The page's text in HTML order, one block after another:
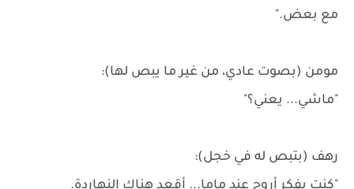
مع بعض."
مومن (بصوت عادي، من غير ما يبص لها):
"ماشي... يعني؟"
رهف (بتبص له في خجل):
"كنت بفكر أروح عند ماما... أقعد هناك النهاردة.